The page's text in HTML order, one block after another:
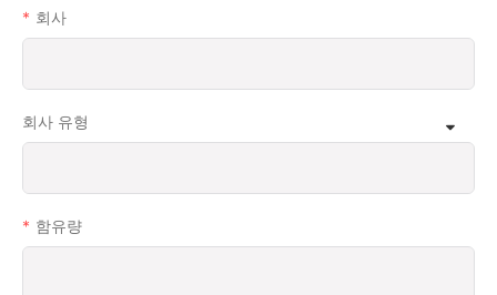
회사
회사 유형
함유량